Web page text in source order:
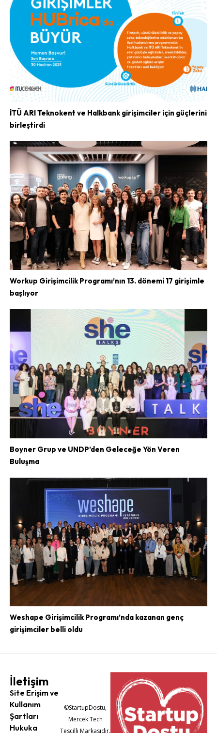
İTÜ ARI Teknokent ve Halkbank girişimciler için güçlerini
birleştirdi
Workup Girişimcilik Programı’nın 13. dönemi 17 girişimle
başlıyor
Boyner Grup ve UNDP’den Geleceğe Yön Veren
Buluşma
Weshape Girişimcilik Programı’nda kazanan genç
girişimciler belli oldu
İletişim
Site Erişim ve
Kullanım
Şartları
Hukuka
©StartupDostu,
Mercek Tech
Tescilli Markasıdır.